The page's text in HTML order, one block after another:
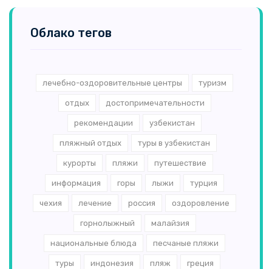
Облако тегов
лечебно-оздоровительные центры туризм
отдых достопримечательности
рекомендации узбекистан
пляжный отдых туры в узбекистан
курорты пляжи путешествие
информация горы лыжи турция
чехия лечение россия оздоровление
горнолыжный малайзия
национальные блюда песчаные пляжи
туры индонезия пляж греция